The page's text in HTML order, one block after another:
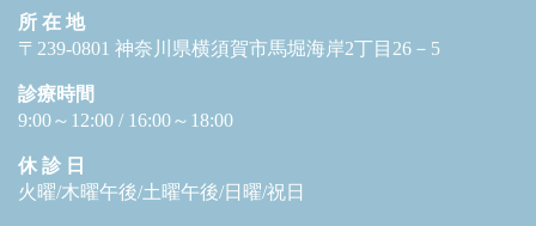
所 在 地
〒239-0801 神奈川県横須賀市馬堀海岸2丁目26－5
診療時間
9:00～12:00 / 16:00～18:00
休 診 日
火曜/木曜午後/土曜午後/日曜/祝日